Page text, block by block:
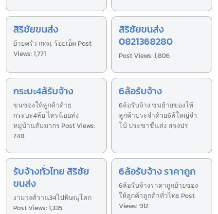
สิริชัยขนส่ง
ย้ายครัว กทม. ร้อยเอ็ด Post
Views: 1,771
สิริชัยขนส่ง
0821368280
Post Views: 1,806
กระบะ4ล้รับจ้าง
ขนของให้ลูกค้าด้วย
กระบะ4ล้อ ไทรน้อยส่ง
หมู่บ้านสัมมากร Post Views:
748
6ล้อรับจ้าง
6ล้อรับจ้าง ขนย้ายของให้
ลูกค้าประจำด้วย6ล้ใหญ่จำ
โบ้ ประชาชื่นส่ง สรงปร
รับจ้างทั่วไทย สิริชัย
ขนส่ง
งามวงศ์วาน34ไปพิษณุโลก
Post Views: 1,335
6ล้อรับจ้าง ราคาถูก
6ล้อรับจ้างราคาถูกย้ายของ
ให้ลูกค้าลูกค้าทั่วไทย Post
Views: 912